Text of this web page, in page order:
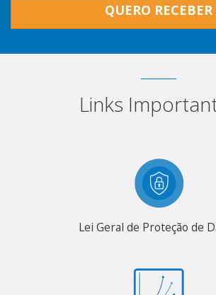
QUERO RECEBER
Links
Lei Geral de Proteção de